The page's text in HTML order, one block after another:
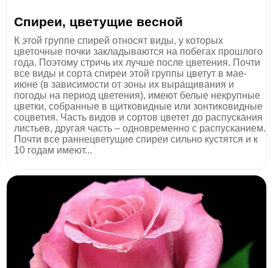
Спиреи, цветущие весной
К этой группе спирей относят виды, у которых
цветочные почки закладываются на побегах прошлого
года. Поэтому стричь их лучше после цветения. Почти
все виды и сорта спиреи этой группы цветут в мае-
июне (в зависимости от зоны их выращивания и
погоды на период цветения), имеют белые некрупные
цветки, собранные в щитковидные или зонтиковидные
соцветия. Часть видов и сортов цветет до распускания
листьев, другая часть – одновременно с распусканием.
Почти все раннецветущие спиреи сильно кустятся и к
10 годам имеют...